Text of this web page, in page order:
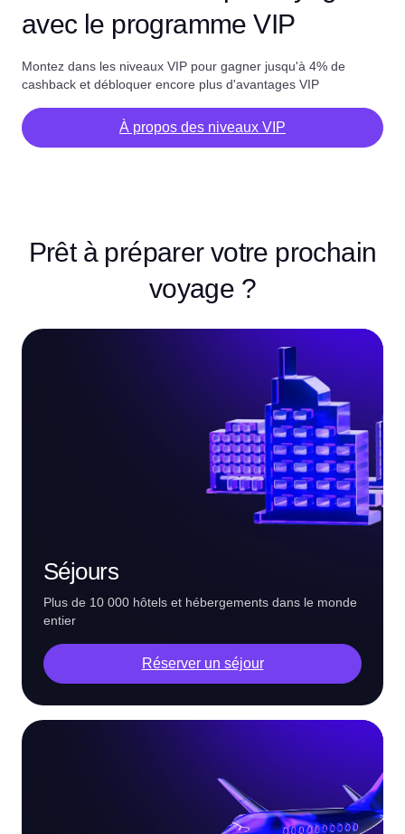
avec le programme VIP
Montez dans les niveaux VIP pour gagner jusqu'à 4% de
cashback et débloquer encore plus d'avantages VIP
À propos des niveaux VIP
Prêt à préparer votre prochain
voyage ?
Séjours
Plus de 10 000 hôtels et hébergements dans le monde
entier
Réserver un séjour